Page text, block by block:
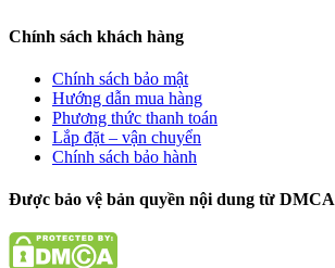
Chính sách khách hàng
Chính sách bảo mật
Hướng dẫn mua hàng
Phương thức thanh toán
Lắp đặt – vận chuyển
Chính sách bảo hành
Được bảo vệ bản quyền nội dung từ DMCA